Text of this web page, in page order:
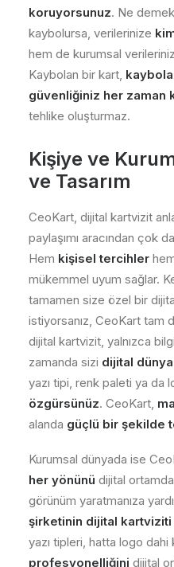
koruyorsunuz. Ne
kaybolursa, verilerinize
hem de kurumsal
Kaybolan bir kart,
güvenliğiniz her zaman
tehlike oluşturmaz.
Kişiye ve
ve Tasarım
CeoKart, dijital kartvizit
paylaşımı aracından çok
Hem kişisel tercihler
mükemmel uyum sağlar.
tamamen size özel bir
istiyorsanız, CeoKart tam
dijital kartvizit, yalnızca bilgi
zamanda sizi dijital
yazı tipi, renk paleti ya da
özgürsünüz. CeoKart,
alanda güçlü bir şekilde
Kurumsal dünyada ise
her yönünü dijital
görünüm yaratmanıza
şirketinin dijital kartviziti
yazı tipleri, hatta logo dahi
profesyonelliğini dijital